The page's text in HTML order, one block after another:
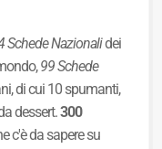
Schede Nazionalidei
99 Schede
di cui 10 spumanti,
dessert.300
c'è da sapere su